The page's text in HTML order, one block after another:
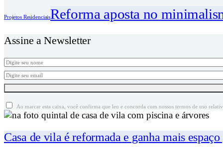
Projetos ResidenciaisReforma aposta no
Assine a Newsletter
Ao marcar esta caixa, você confirma que leu e concorda com nossos termos de uso
Casa de vila é reformada e ganha mais